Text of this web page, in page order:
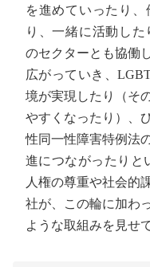
を進めていったり
り、一緒に活動し
のセクターとも協働
広がっていき、
境が実現したり（そ
やすくなったり）、
性同一性障害特例法
進につながったりと
人権の尊重や社会的
社が、この輪に加わ
ような取組みを見せ